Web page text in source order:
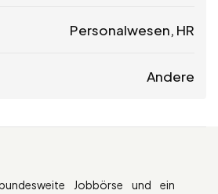
Personalwesen, HR
Andere
Jobbörse und ein